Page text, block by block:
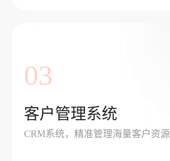
03
客户管理系统
CRM系统，精准管理海量客户资源